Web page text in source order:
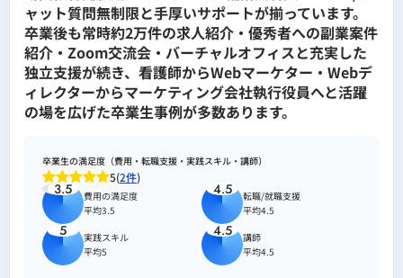
ャット質問無制限と手厚いサポートが揃っています。
卒業後も常時約2万件の求人紹介・優秀者への副業案件
紹介・Zoom交流会・バーチャルオフィスと充実した
独立支援が続き、看護師からWebマーケター・Webデ
ィレクターからマーケティング会社執行役員へと活躍
の場を広げた卒業生事例が多数あります。
卒業生の満足度（費用・転職支援・実践スキル・講師）
5(2件)
3.5
費用の満足度
平均3.5
4.5
転職/就職支援
平均4.5
5
実践スキル
平均5
4.5
講師
平均4.5